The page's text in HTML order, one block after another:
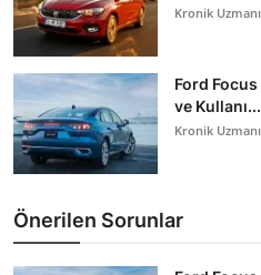
Kronik Uzmanı
Ford
ve Kullanı...
Kronik Uzmanı
Önerilen Sorunlar